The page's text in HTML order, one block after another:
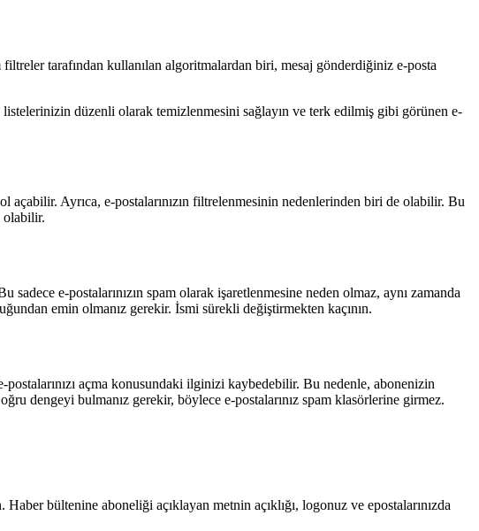
tarafından kullanılan algoritmalardan biri, mesaj gönderdiğiniz e-posta
listelerinizin düzenli olarak temizlenmesini sağlayın ve terk edilmiş gibi görünen e-
açabilir. Ayrıca, e-postalarınızın filtrelenmesinin nedenlerinden biri de olabilir. Bu
olabilir.
e-postalarınızın spam olarak işaretlenmesine neden olmaz, aynı zamanda
emin olmanız gerekir. İsmi sürekli değiştirmekten kaçının.
postalarınızı açma konusundaki ilginizi kaybedebilir. Bu nedenle, abonenizin
dengeyi bulmanız gerekir, böylece e-postalarınız spam klasörlerine girmez.
bültenine aboneliği açıklayan metnin açıklığı, logonuz ve epostalarınızda